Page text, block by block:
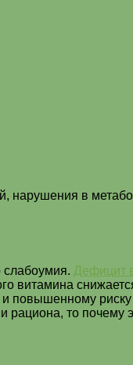
нарушения в
слабоумия. Дефицит
витамина
повышенному
то почему